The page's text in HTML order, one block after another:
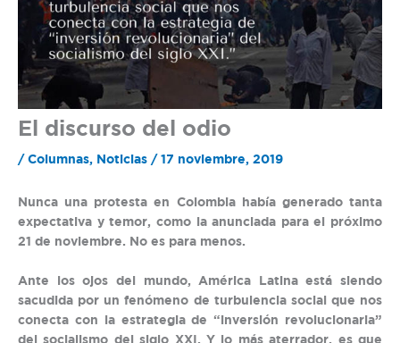
El discurso del odio
/ Columnas, Noticias / 17 noviembre, 2019
Nunca una protesta en Colombia había generado tanta
expectativa y temor, como la anunciada para el próximo
21 de noviembre. No es para menos.
Ante los ojos del mundo, América Latina está siendo
sacudida por un fenómeno de turbulencia social que nos
conecta con la estrategia de “inversión revolucionaria”
del socialismo del siglo XXI. Y lo más aterrador, es que